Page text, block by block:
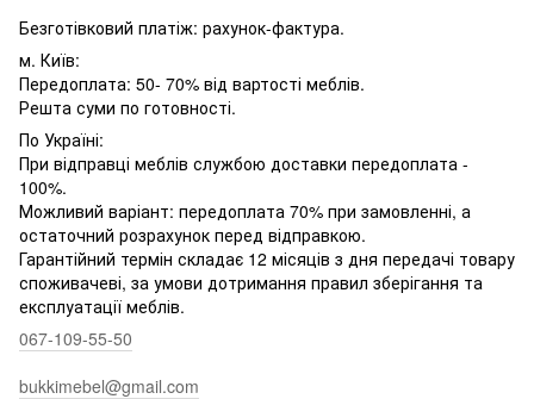
Безготівковий платіж: рахунок-фактура.
м. Київ:
Передоплата: 50- 70% від вартості меблів.
Решта суми по готовності.
По Україні:
При відправці меблів службою доставки передоплата -
100%.
Можливий варіант: передоплата 70% при замовленні, а
остаточний розрахунок перед відправкою.
Гарантійний термін складає 12 місяців з дня передачі товару
споживачеві, за умови дотримання правил зберігання та
експлуатації меблів.
067-109-55-50
bukkimebel@gmail.com